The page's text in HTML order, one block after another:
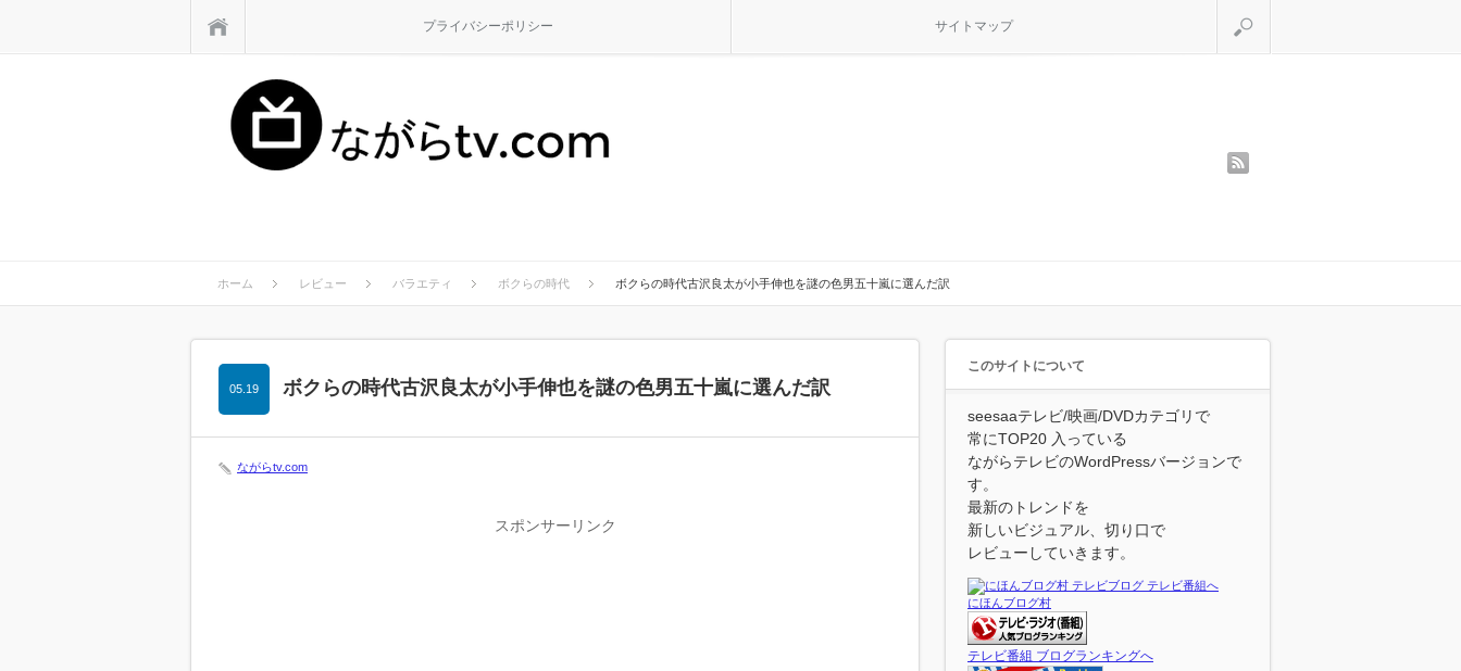
プライバシーポリシー サイトマップ
ホーム レビュー バラエティ ボクらの時代 ボクらの時代古沢良太が小手伸也を謎の色男五十嵐に選んだ訳
ボクらの時代古沢良太が小手伸也を謎の色男五十嵐に選んだ訳
05.19
ながらtv.com
スポンサーリンク
このサイトについて
seesaaテレビ/映画/DVDカテゴリで
常にTOP20 入っている
ながらテレビのWordPressバージョンで
す。
最新のトレンドを
新しいビジュアル、切り口で
レビューしていきます。
にほんブログ村
テレビ番組 ブログランキングへ